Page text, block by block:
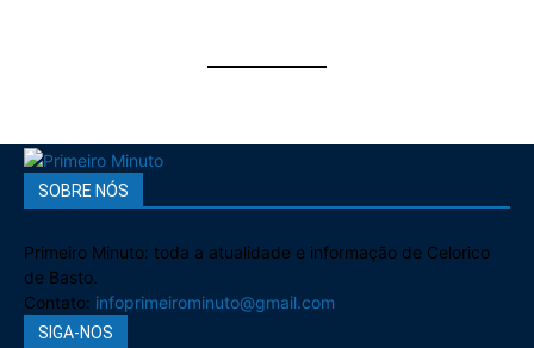
SOBRE NÓS
Primeiro Minuto: toda a atualidade e informação de Celorico
de Basto.
Contato: infoprimeirominuto@gmail.com
SIGA-NOS